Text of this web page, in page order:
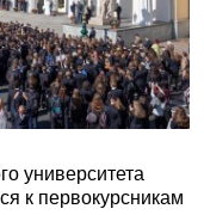
университета
к первокурсникам